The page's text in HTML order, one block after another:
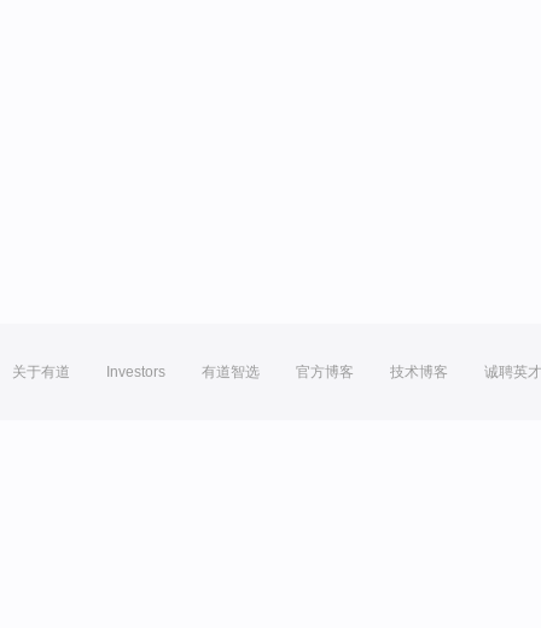
关于有道 Investors 有道智选 官方博客 技术博客 诚聘英才